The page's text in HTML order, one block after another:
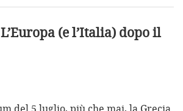
L’Europa (e l’Italia) dopo il